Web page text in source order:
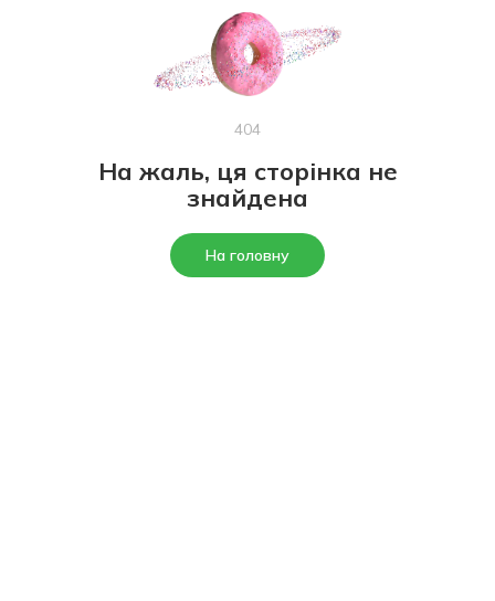
404
На жаль, ця сторінка не
знайдена
На головну